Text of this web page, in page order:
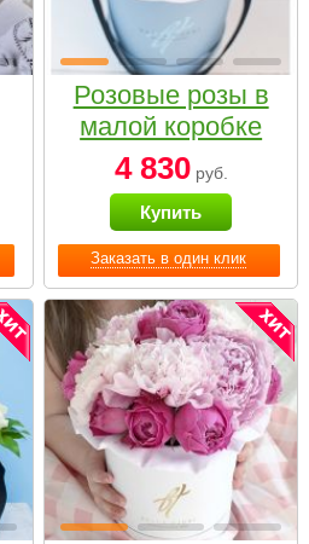
Заказать в один клик
Розовые розы в
малой коробке
4 830руб.
Купить